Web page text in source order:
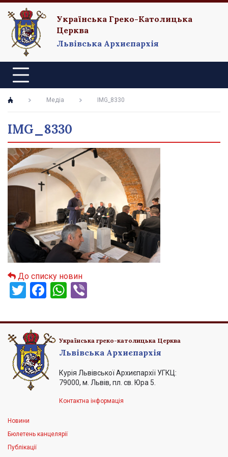
Українська Греко-Католицька
Церква
Львівська Архиєпархія
Медіа IMG_8330
IMG_8330
До списку новин
Twitter
Facebook
WhatsApp
Українська греко-католицька Церква
Львівська Архиєпархія
Курія Львівської Архиєпархії УГКЦ:
79000, м. Львів, пл. св. Юра 5.
Контактна інформація
Новини
Бюлетень канцелярії
Публікації